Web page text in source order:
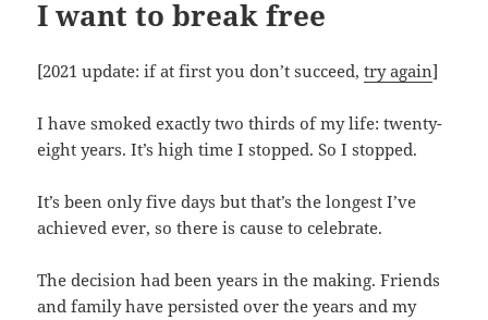
I want to break free
[2021 update: if at first you don’t succeed,try again]
I have smoked exactly two thirds of my life: twenty-
eight years. It’s high time I stopped. So I stopped.
It’s been only five days but that’s the longest I’ve
achieved ever, so there is cause to celebrate.
The decision had been years in the making. Friends
and family have persisted over the years and my